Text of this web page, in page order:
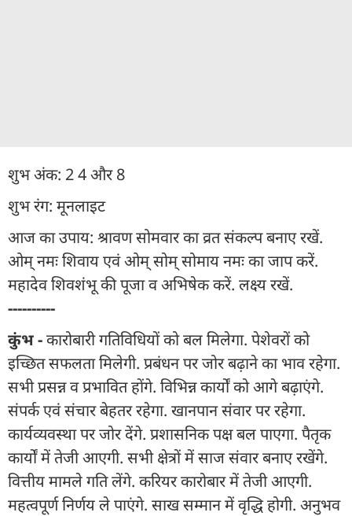
शुभ अंक: 2 4 और 8
शुभ रंग: मूनलाइट
आज का उपाय: श्रावण सोमवार का व्रत संकल्प बनाए रखें.
ओम् नमः शिवाय एवं ओम् सोम् सोमाय नमः का जाप करें.
महादेव शिवशंभू की पूजा व अभिषेक करें. लक्ष्य रखें.
----------
कुंभ -कारोबारी गतिविधियों को बल मिलेगा. पेशेवरों को
इच्छित सफलता मिलेगी. प्रबंधन पर जोर बढ़ाने का भाव रहेगा.
सभी प्रसन्न व प्रभावित होंगे. विभिन्न कार्यों को आगे बढ़ाएंगे.
संपर्क एवं संचार बेहतर रहेगा. खानपान संवार पर रहेगा.
कार्यव्यवस्था पर जोर देंगे. प्रशासनिक पक्ष बल पाएगा. पैतृक
कार्यों में तेजी आएगी. सभी क्षेत्रों में साज संवार बनाए रखेंगे.
वित्तीय मामले गति लेंगे. करियर कारोबार में तेजी आएगी.
महत्वपूर्ण निर्णय ले पाएंगे. साख सम्मान में वृद्धि होगी. अनुभव